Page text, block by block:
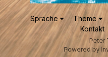
Sprache Theme
Kontakt
Peter
Powered by